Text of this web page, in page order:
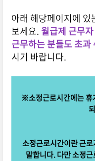
아래 해당페이지에
보세요. 월급제 근무
근무하는 분들도 초과
시기 바랍니다.
※소정근로시간에는 휴
소정근로시간이란 근
말합니다. 다만 소정